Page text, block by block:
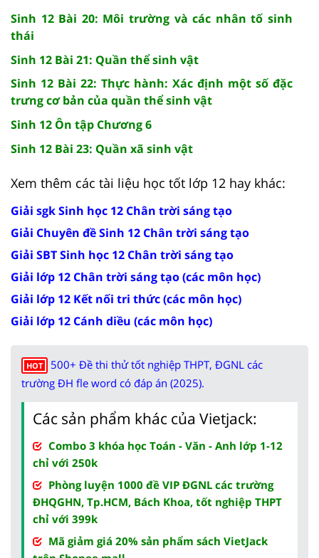
Sinh 12 Bài 20: Môi trường và các nhân tố sinh
thái
Sinh 12 Bài 21: Quần thể sinh vật
Sinh 12 Bài 22: Thực hành: Xác định một số đặc
trưng cơ bản của quần thể sinh vật
Sinh 12 Ôn tập Chương 6
Sinh 12 Bài 23: Quần xã sinh vật
Xem thêm các tài liệu học tốt lớp 12 hay khác:
Giải sgk Sinh học 12 Chân trời sáng tạo
Giải Chuyên đề Sinh 12 Chân trời sáng tạo
Giải SBT Sinh học 12 Chân trời sáng tạo
Giải lớp 12 Chân trời sáng tạo (các môn học)
Giải lớp 12 Kết nối tri thức (các môn học)
Giải lớp 12 Cánh diều (các môn học)
HOT
500+ Đề thi thử tốt nghiệp THPT, ĐGNL các
trường ĐH fle word có đáp án (2025).
Các sản phẩm khác của Vietjack:
Combo 3 khóa học Toán - Văn - Anh lớp 1-12
chỉ với 250k
Phòng luyện 1000 đề VIP ĐGNL các trường
ĐHQGHN, Tp.HCM, Bách Khoa, tốt nghiệp THPT
chỉ với 399k
Mã giảm giá 20% sản phẩm sách VietJack